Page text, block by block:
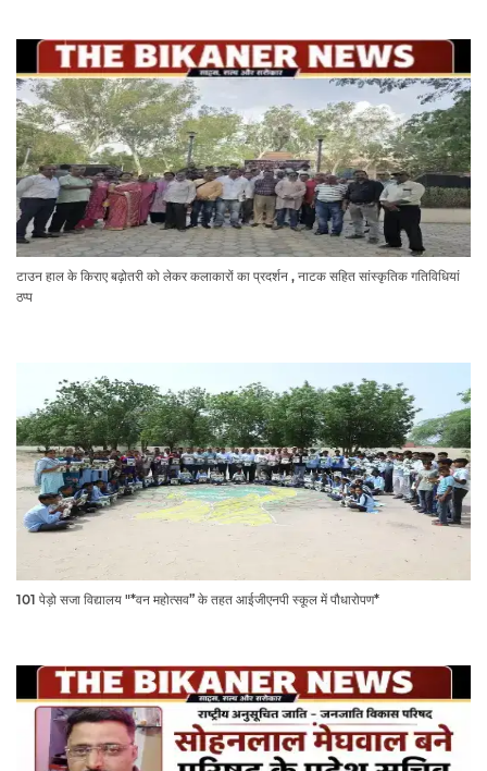
टाउन हाल के किराए बढ़ोतरी को लेकर कलाकारों का प्रदर्शन , नाटक सहित सांस्कृतिक गतिविधियां
ठप्प
101 पेड़ो सजा विद्यालय "*वन महोत्सव” के तहत आईजीएनपी स्कूल में पौधारोपण*